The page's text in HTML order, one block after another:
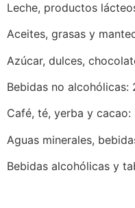
Leche, productos
Aceites, grasas y
Azúcar, dulces,
Bebidas no alcohólicas:
Café, té, yerba y cacao:
Aguas minerales,
Bebidas alcohólicas y